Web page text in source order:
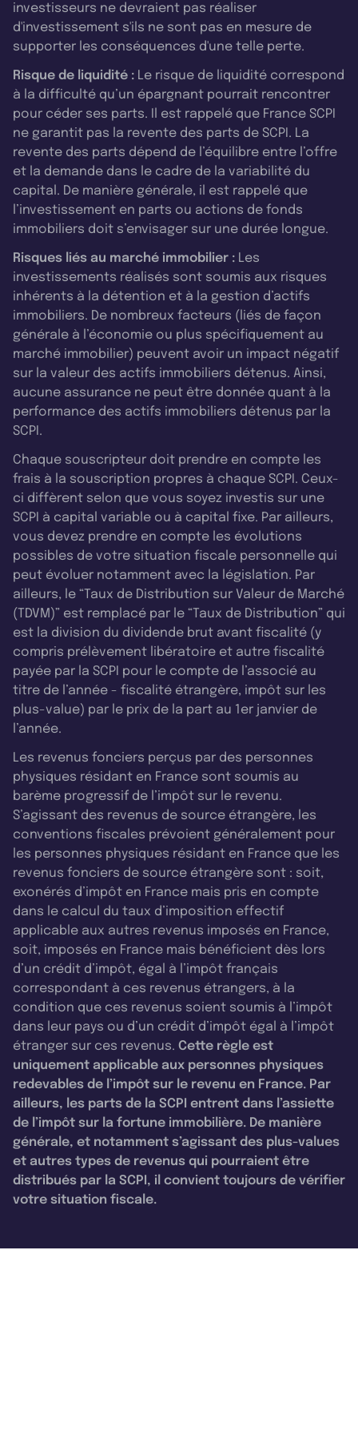
investisseurs ne devraient pas réaliser
d'investissement s'ils ne sont pas en mesure de
supporter les conséquences d'une telle perte.
Risque de liquidité : Le risque de liquidité correspond
à la difficulté qu’un épargnant pourrait rencontrer
pour céder ses parts. Il est rappelé que France SCPI
ne garantit pas la revente des parts de SCPI. La
revente des parts dépend de l’équilibre entre l’offre
et la demande dans le cadre de la variabilité du
capital. De manière générale, il est rappelé que
l’investissement en parts ou actions de fonds
immobiliers doit s’envisager sur une durée longue.
Risques liés au marché immobilier : Les
investissements réalisés sont soumis aux risques
inhérents à la détention et à la gestion d’actifs
immobiliers. De nombreux facteurs (liés de façon
générale à l’économie ou plus spécifiquement au
marché immobilier) peuvent avoir un impact négatif
sur la valeur des actifs immobiliers détenus. Ainsi,
aucune assurance ne peut être donnée quant à la
performance des actifs immobiliers détenus par la
SCPI.
Chaque souscripteur doit prendre en compte les
frais à la souscription propres à chaque SCPI. Ceux-
ci diffèrent selon que vous soyez investis sur une
SCPI à capital variable ou à capital fixe. Par ailleurs,
vous devez prendre en compte les évolutions
possibles de votre situation fiscale personnelle qui
peut évoluer notamment avec la législation. Par
ailleurs, le “Taux de Distribution sur Valeur de Marché
(TDVM)” est remplacé par le “Taux de Distribution” qui
est la division du dividende brut avant fiscalité (y
compris prélèvement libératoire et autre fiscalité
payée par la SCPI pour le compte de l’associé au
titre de l’année - fiscalité étrangère, impôt sur les
plus-value) par le prix de la part au 1er janvier de
l’année.
Les revenus fonciers perçus par des personnes
physiques résidant en France sont soumis au
barème progressif de l’impôt sur le revenu.
S’agissant des revenus de source étrangère, les
conventions fiscales prévoient généralement pour
les personnes physiques résidant en France que les
revenus fonciers de source étrangère sont : soit,
exonérés d’impôt en France mais pris en compte
dans le calcul du taux d’imposition effectif
applicable aux autres revenus imposés en France,
soit, imposés en France mais bénéficient dès lors
d’un crédit d’impôt, égal à l’impôt français
correspondant à ces revenus étrangers, à la
condition que ces revenus soient soumis à l’impôt
dans leur pays ou d’un crédit d’impôt égal à l’impôt
étranger sur ces revenus. Cette règle est
uniquement applicable aux personnes physiques
redevables de l’impôt sur le revenu en France. Par
ailleurs, les parts de la SCPI entrent dans l’assiette
de l’impôt sur la fortune immobilière. De manière
générale, et notamment s’agissant des plus-values
et autres types de revenus qui pourraient être
distribués par la SCPI, il convient toujours de vérifier
votre situation fiscale.